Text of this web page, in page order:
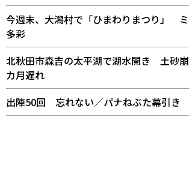
今週末、大潟村で「ひまわりまつり」
多彩
北秋田市森吉の太平湖で湖水開き 土砂
カ月遅れ
出陣50回 忘れない／パナねぶた幕引き